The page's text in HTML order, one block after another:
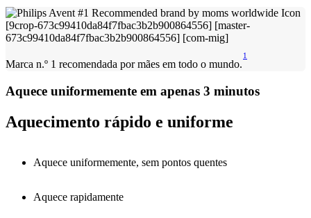
Marca n.º 1 recomendada por mães em todo o mundo.
1
Aquece uniformemente em apenas 3 minutos
Aquecimento rápido e uniforme
Aquece uniformemente, sem pontos quentes
Aquece rapidamente